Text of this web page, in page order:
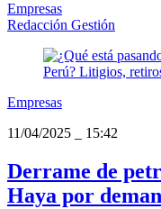
Empresas
Redacción Gestión
Empresas
11/04/2025
15:42
Derrame de
Haya por